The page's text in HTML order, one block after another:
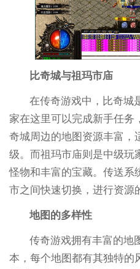
比奇城与祖玛市庙
在传奇游戏中，比奇城
家在这里可以完成新手任务
奇城周边的地图资源丰富，
级。而祖玛市庙则是中级玩
怪物和丰富的宝藏。传送系
市之间快速切换，进行资源
地图的多样性
传奇游戏拥有丰富的地
本，每个地图都有其独特的